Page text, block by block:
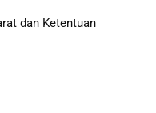
dan Ketentuan